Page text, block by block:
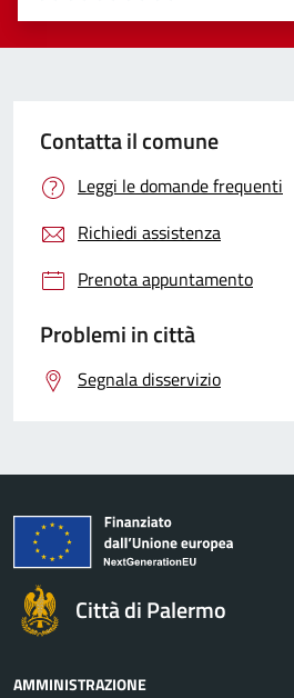
Valuta 5 stelle su 5
Valuta 4 stelle su 5
Valuta 3 stelle su 5
Valuta 2 stelle su 5
Valuta 1 stelle su 5
Contatta il comune
Leggi le domande frequenti
Richiedi assistenza
Prenota appuntamento
Problemi in città
Segnala disservizio
Città di Palermo
AMMINISTRAZIONE